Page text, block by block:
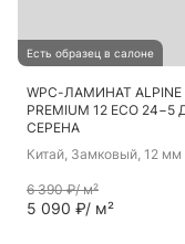
Есть образец в салоне
WPC-ЛАМИНАТ ALPINE
PREMIUM 12 ECO 24−5
СЕРЕНА
Китай, Замковый, 12 мм
6 390 ₽/ м²
5 090 ₽/ м²